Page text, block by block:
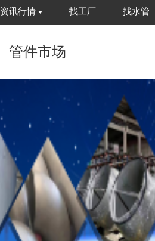
资讯行情 找工厂 找水管
管件市场